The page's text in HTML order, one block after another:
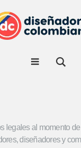
legales al momento
diseñadores y